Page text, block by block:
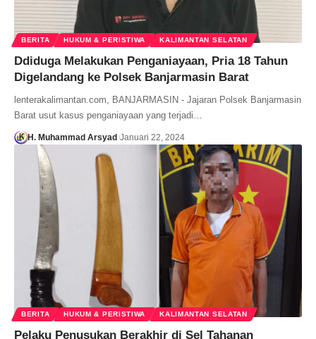
BERITA HUKUM & PERISTIWA KALIMANTAN SELATAN
Ddiduga Melakukan Penganiayaan, Pria 18 Tahun
Digelandang ke Polsek Banjarmasin Barat
lenterakalimantan.com, BANJARMASIN - Jajaran Polsek Banjarmasin
Barat usut kasus penganiayaan yang terjadi…
H. Muhammad Arsyad Januari 22, 2024
BERITA HUKUM & PERISTIWA KALIMANTAN SELATAN
Pelaku Penusukan Berakhir di Sel Tahanan